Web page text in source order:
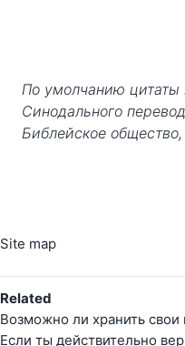
По умолчанию
Синодального
Библейское
Site map
Related
Возможно ли хранить свои
Если ты действительно